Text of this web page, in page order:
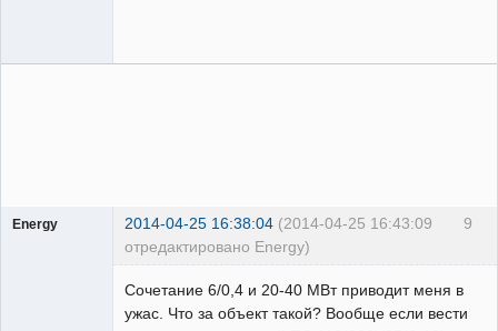
9
Energy 2014-04-25 16:38:04 (2014-04-25 16:43:09
отредактировано Energy)
Сочетание 6/0,4 и 20-40 МВт приводит меня в
ужас. Что за объект такой? Вообще если вести